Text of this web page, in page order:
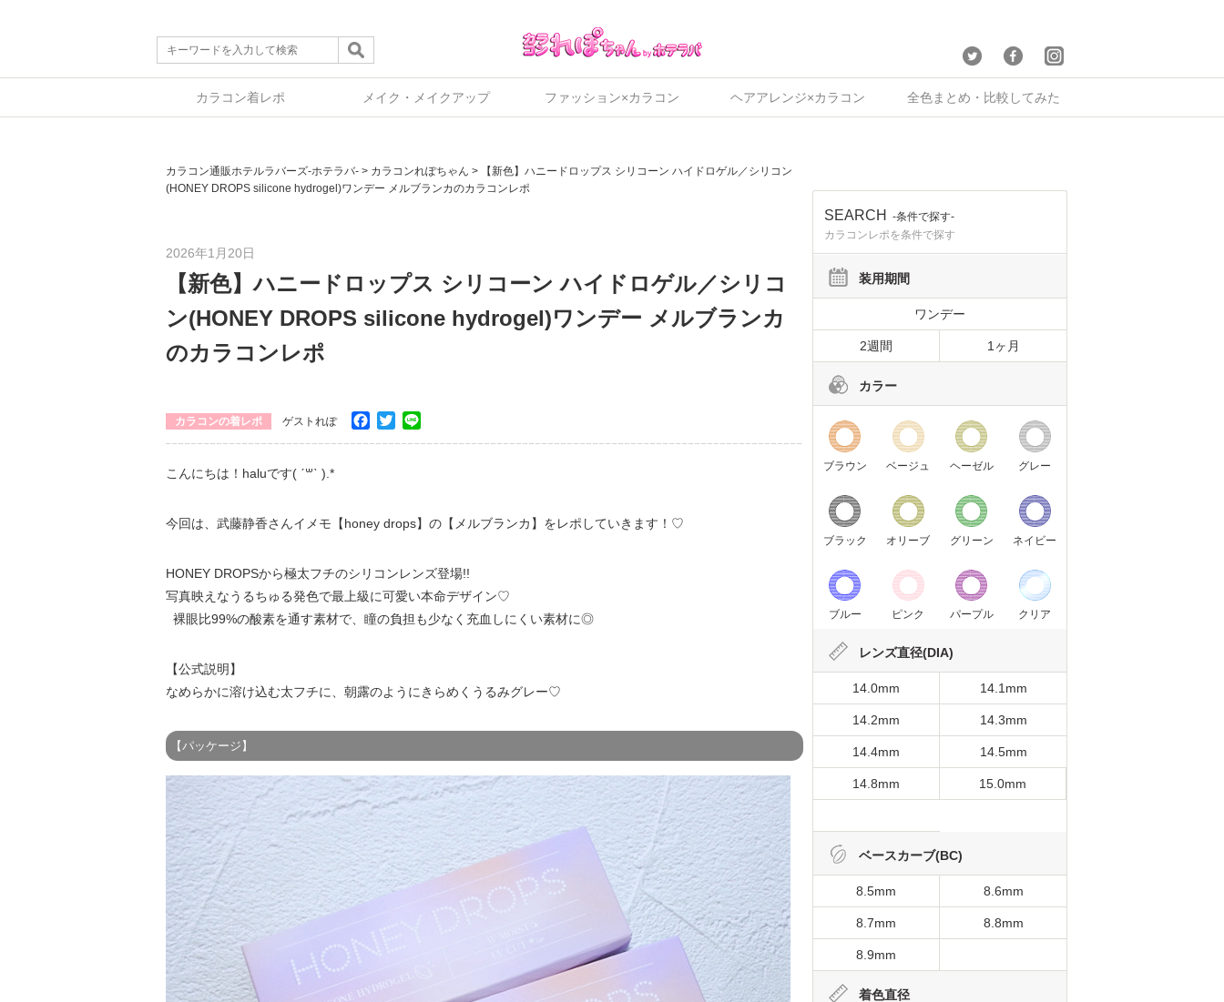
カラコン着レポ メイク・メイクアップ ファッション×カラコン ヘアアレンジ×カラコン 全色まとめ・比較してみた
カラコン通販ホテルラバーズ-ホテラバ- > カラコンれぽちゃん >
【新色】ハニードロップス シリコーン ハイドロゲル／シリコン
(HONEY DROPS silicone hydrogel)ワンデー メルブランカのカラコンレポ
2026年1月20日
【新色】ハニードロップス シリコーン ハイドロゲル／シリコ
ン(HONEY DROPS silicone hydrogel)ワンデー メルブランカ
のカラコンレポ
カラコンの着レポ ゲストれぽ Facebook
Twitter
こんにちは！haluです( ˊ꒳ˋ ).*
今回は、武藤静香さんイメモ【honey drops】の【メルブランカ】をレポしていきます！♡
HONEY DROPSから極太フチのシリコンレンズ登場!!
写真映えなうるちゅる発色で最上級に可愛い本命デザイン♡
裸眼比99%の酸素を通す素材で、瞳の負担も少なく充血しにくい素材に◎
【公式説明】
なめらかに溶け込む太フチに、朝露のようにきらめくうるみグレー♡
【パッケージ】
SEARCH
-条件で探す-
カラコンレポを条件で探す
装用期間
ワンデー
2週間 1ヶ月
カラー
ブラウン ベージュ ヘーゼル グレー
ブラック オリーブ グリーン ネイビー
ブルー ピンク パープル クリア
レンズ直径(DIA)
14.0mm 14.1mm
14.2mm 14.3mm
14.4mm 14.5mm
14.8mm 15.0mm
ベースカーブ(BC)
8.5mm 8.6mm
8.7mm 8.8mm
8.9mm
着色直径